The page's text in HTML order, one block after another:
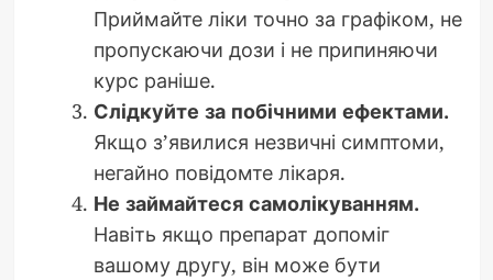
Приймайте ліки точно за графіком, не
пропускаючи дози і не припиняючи
курс раніше.
Слідкуйте за побічними ефектами.
Якщо з’явилися незвичні симптоми,
негайно повідомте лікаря.
Не займайтеся самолікуванням.
Навіть якщо препарат допоміг
вашому другу, він може бути